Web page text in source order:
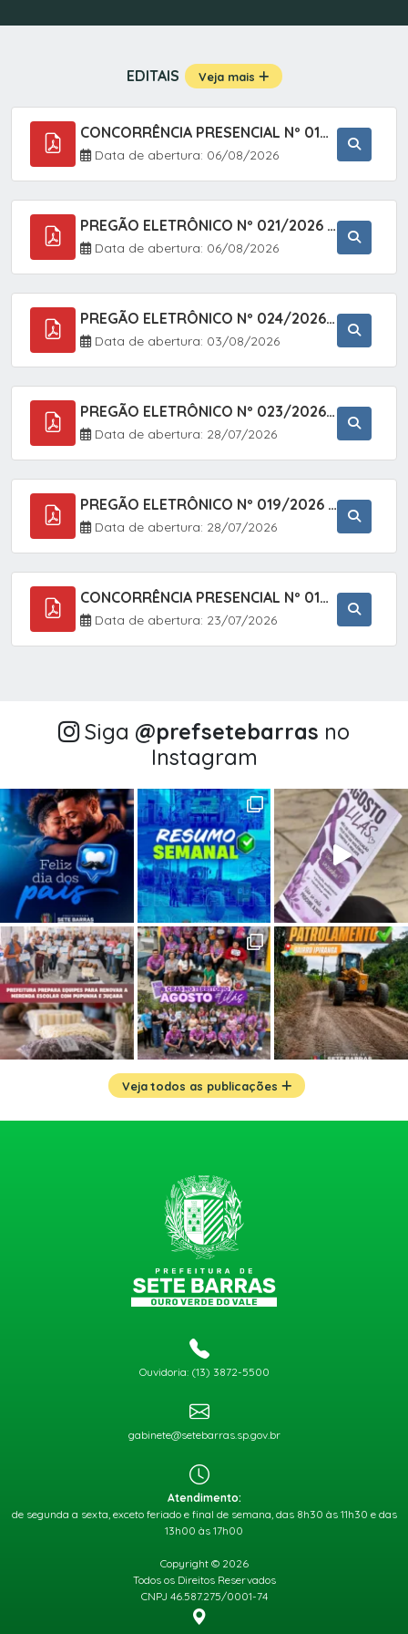
EDITAIS Veja mais
CONCORRÊNCIA PRESENCIAL Nº 019/2025 - PAVIMENTAÇÃO ASFÁLTICA EM TRECHO DA RUA 2 NO BAIRRO VILA SOARES NO MUNICÍPIO DE SETE BARRAS/SP.
Data de abertura: 06/08/2026
PREGÃO ELETRÔNICO Nº 021/2026 - AQUISIÇÃO DE CONTENTORES E CARRINHOS, DESTINADOS A COLETIVA E MANEJO DE RESÍDUOS SÓLIDOS, ATRAVÉS DO SISTEMA DE REGISTRO DE PREÇOS (SRP)
Data de abertura: 06/08/2026
PREGÃO ELETRÔNICO Nº 024/2026 - AQUISIÇÃO DE GÁS MEDICINAL TIPO OXIGÊNIO (1,00 M3, 3,00 M3 E 10,00 M3), EM ATENDIMENTO À SECRETARIA MUNICIPAL DE SAÚDE, ATRAVÉS DO SISTEMA DE REGISTRO DE PREÇOS (SRP)
Data de abertura: 03/08/2026
PREGÃO ELETRÔNICO Nº 023/2026 - AQUISIÇÃO DE ENXOVAL INFANTIL, EM ATENDIMENTO À SECRETARIA MUNICIPAL DE EDUCAÇÃO, ATRAVÉS DO SISTEMA DE REGISTRO DE PREÇOS (SRP).
Data de abertura: 28/07/2026
PREGÃO ELETRÔNICO Nº 019/2026 - CONTRATAÇÃO DE EMPRESA ESPECIALIZADA PARA A PRESTAÇÃO DE SERVIÇOS VETERINÁRIOS CLÍNICOS E CIRÚRGICOS, COM FOCO EM AÇÕES DE SAÚDE PÚBLICA, BEM-ESTAR ANIMAL E CONTROLE POPULACIONAL ÉTICO DE CÃES E GATOS, EM ATENDIMENTO À
Data de abertura: 28/07/2026
CONCORRÊNCIA PRESENCIAL Nº 018/2026 - PAVIMENTAÇÃO ASFÁLTICA NO BAIRRO VOTUPOCA ? ESTRADA DA RAPOSA, NO MUNICÍPIO DE SETE BARRAS/SP
Data de abertura: 23/07/2026
Siga @‌prefsetebarras no
Instagram
Veja todos as publicações
Ouvidoria: (13) 3872-5500
gabinete@setebarras.sp.gov.br
Atendimento:
de segunda a sexta, exceto feriado e final de semana, das 8h30 às 11h30 e das
13h00 às 17h00
Copyright © 2026
Todos os Direitos Reservados
CNPJ 46.587.275/0001-74